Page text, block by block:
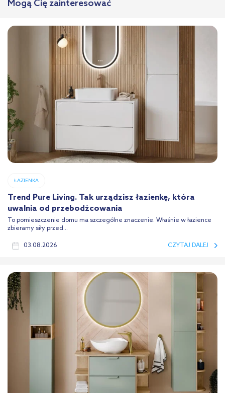
Mogą Cię zainteresować
ŁAZIENKA
Trend Pure Living. Tak urządzisz łazienkę, która
uwalnia od przebodźcowania
To pomieszczenie domu ma szczególne znaczenie. Właśnie w łazience
zbieramy siły przed...
03.08.2026 CZYTAJ DALEJ